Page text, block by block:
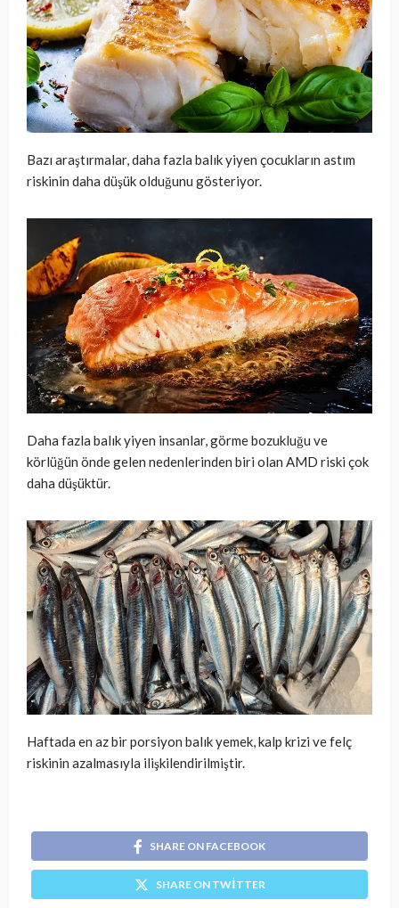
Bazı araştırmalar, daha fazla balık yiyen çocukların astım
riskinin daha düşük olduğunu gösteriyor.
Daha fazla balık yiyen insanlar, görme bozukluğu ve
körlüğün önde gelen nedenlerinden biri olan AMD riski çok
daha düşüktür.
Haftada en az bir porsiyon balık yemek, kalp krizi ve felç
riskinin azalmasıyla ilişkilendirilmiştir.
SHARE ON FACEBOOK
SHARE ON TWITTER